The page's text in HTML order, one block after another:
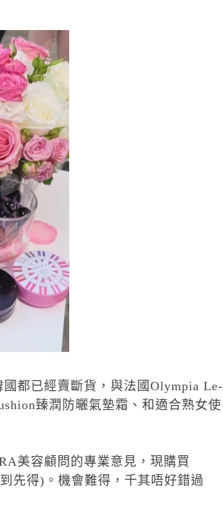
國都已經 賣斷貨，與法國 Olympia Le-
臻潤防曬氣墊霜、和適合熟女使
美容顧問的專業意見 ，現購買
先得)。 機會難得，千其唔好錯過